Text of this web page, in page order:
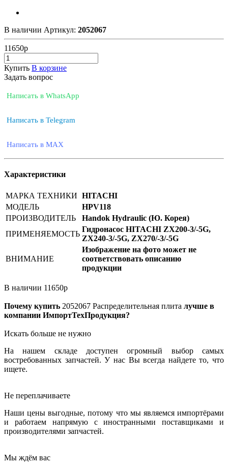
В наличии Артикул: 2052067
11650р
Купить В корзине
Задать вопрос
Написать в WhatsApp
Написать в Telegram
Написать в MAX
Характеристики
МАРКА ТЕХНИКИ HITACHI
МОДЕЛЬ
HPV118
ПРОИЗВОДИТЕЛЬ
Handok Hydraulic (Ю. Корея)
ПРИМЕНЯЕМОСТЬ
Гидронасос HITACHI ZX200-3/-5G,
ZX240-3/-5G, ZX270/-3/-5G
ВНИМАНИЕ
Изображение на фото может не
соответствовать описанию
продукции
В наличии 11650р
Почему купить 2052067 Распределительная плита лучше в
компании ИмпортТехПродукция?
Искать больше не нужно
На нашем складе доступен огромный выбор самых
востребованных запчастей. У нас Вы всегда найдете то, что
ищете.
Не переплачиваете
Наши цены выгодные, потому что мы являемся импортёрами
и работаем напрямую с иностранными поставщиками и
производителями запчастей.
Мы ждём вас